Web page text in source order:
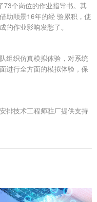
73个岗位的作业指导书。其
助顺景16年的经 验累积，使
的作业影响发愁了。
组织仿真模拟体验，对系统
进行全方面的模拟体验，保
排技术工程师驻厂提供支持